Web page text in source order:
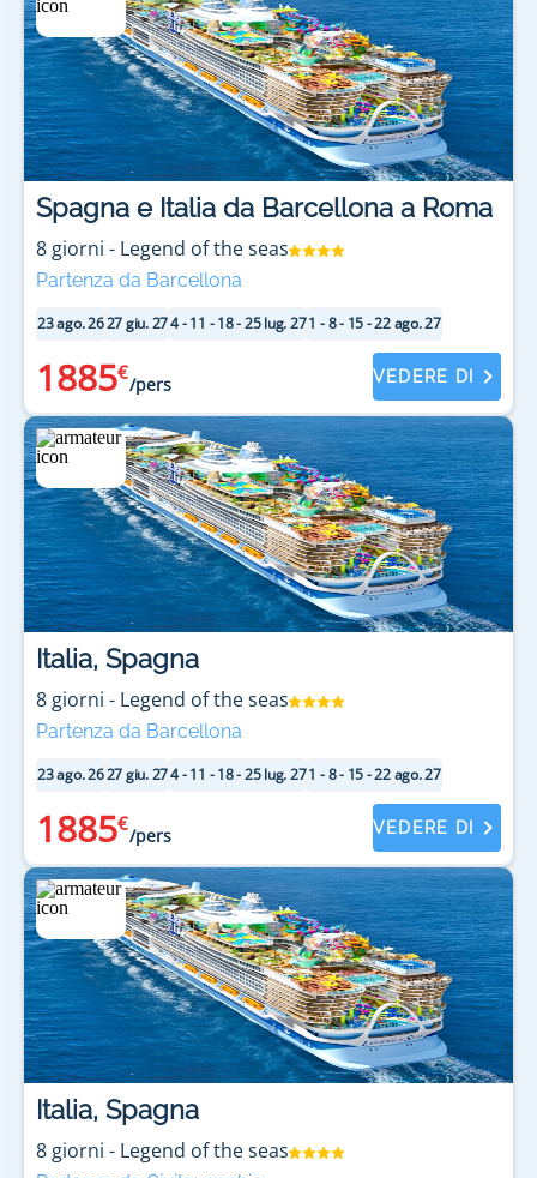
Spagna e Italia da Barcellona a Roma
8 giorni - Legend of the seas
Partenza da Barcellona
23 ago. 2627 giu. 274 - 11 - 18 - 25 lug. 271 - 8 - 15 - 22 ago. 27
1885€
/pers VEDERE DI
Italia, Spagna
8 giorni - Legend of the seas
Partenza da Barcellona
23 ago. 2627 giu. 274 - 11 - 18 - 25 lug. 271 - 8 - 15 - 22 ago. 27
1885€
/pers VEDERE DI
Italia, Spagna
8 giorni - Legend of the seas